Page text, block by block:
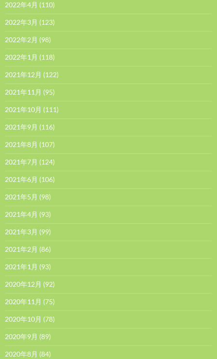
2022年4月 (110)
2022年3月 (123)
2022年2月 (98)
2022年1月 (118)
2021年12月 (122)
2021年11月 (95)
2021年10月 (111)
2021年9月 (116)
2021年8月 (107)
2021年7月 (124)
2021年6月 (106)
2021年5月 (98)
2021年4月 (93)
2021年3月 (99)
2021年2月 (86)
2021年1月 (93)
2020年12月 (92)
2020年11月 (75)
2020年10月 (78)
2020年9月 (89)
2020年8月 (84)